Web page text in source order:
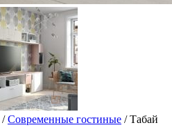
/Современные гостиные / Табай